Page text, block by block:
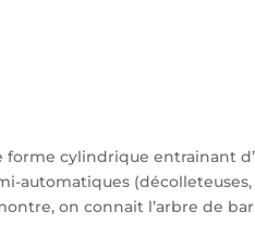
forme cylindrique entrainant
automatiques
on connait l’arbre de